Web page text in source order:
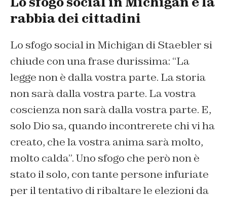
rabbia dei cittadini
Lo sfogo social in Michigan di Staebler si
chiude con una frase durissima: “La
legge non è dalla vostra parte. La storia
non sarà dalla vostra parte. La vostra
coscienza non sarà dalla vostra parte. E,
solo Dio sa, quando incontrerete chi vi ha
creato, che la vostra anima sarà molto,
molto calda”. Uno sfogo che però non è
stato il solo, con tante persone infuriate
per il tentativo di ribaltare le elezioni da